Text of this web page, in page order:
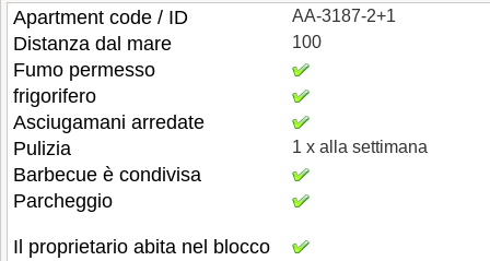
Apartment code / ID AA-3187-2+1
Distanza dal mare 100
Fumo permesso
frigorifero
Asciugamani arredate
Pulizia
1 x alla settimana
Barbecue è condivisa
Parcheggio
Il proprietario abita nel blocco